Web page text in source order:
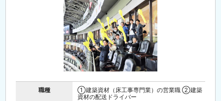
職種
①建築資材（床工事専門業）の営業職 ②建築
資材の配送ドライバー